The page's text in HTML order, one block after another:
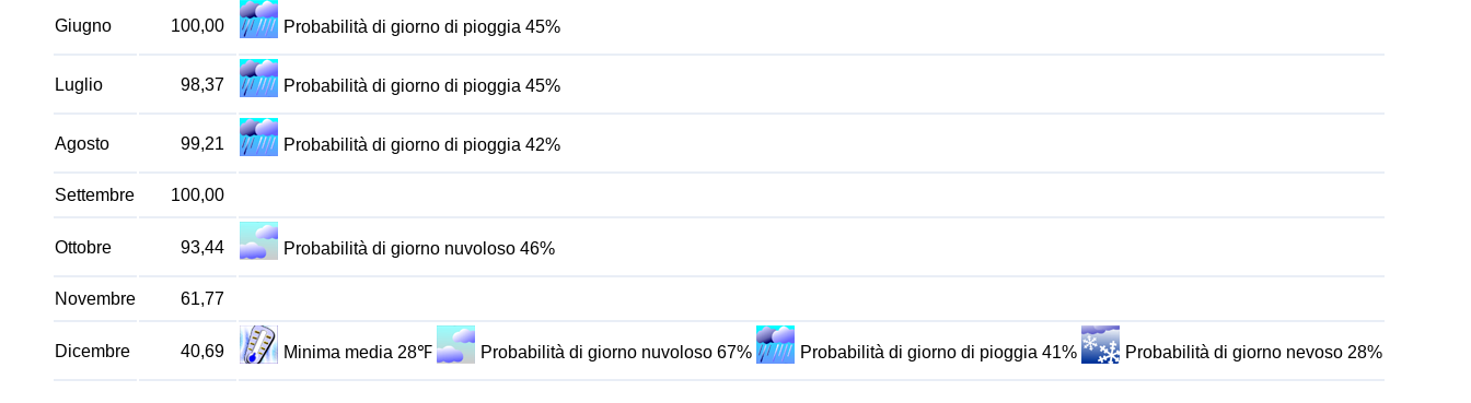
Giugno 100,00 Probabilità di giorno di pioggia 45%
Luglio 98,37 Probabilità di giorno di pioggia 45%
Agosto 99,21 Probabilità di giorno di pioggia 42%
Settembre 100,00
Ottobre 93,44 Probabilità di giorno nuvoloso 46%
Novembre 61,77
Dicembre 40,69 Minima media 28℉ Probabilità di giorno nuvoloso 67% Probabilità di giorno di pioggia 41% Probabilità di giorno nevoso 28%